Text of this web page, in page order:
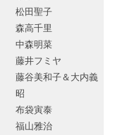
松田聖子
森高千里
中森明菜
藤井フミヤ
藤谷美和子＆大内義
昭
布袋寅泰
福山雅治